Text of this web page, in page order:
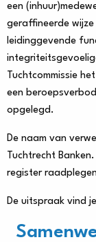
een
geraffineerde wijze
leidinggevende
Tuchtcommissie
een
opgelegd.
De naam van
Tuchtrecht
register
De uitspraak vind je